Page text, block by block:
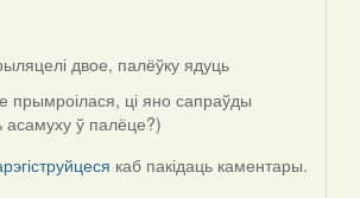
двое, палёўку ядуць
прымроілася, ці яно сапраўды
асамуху ў палёце?)
каб пакідаць каментары.